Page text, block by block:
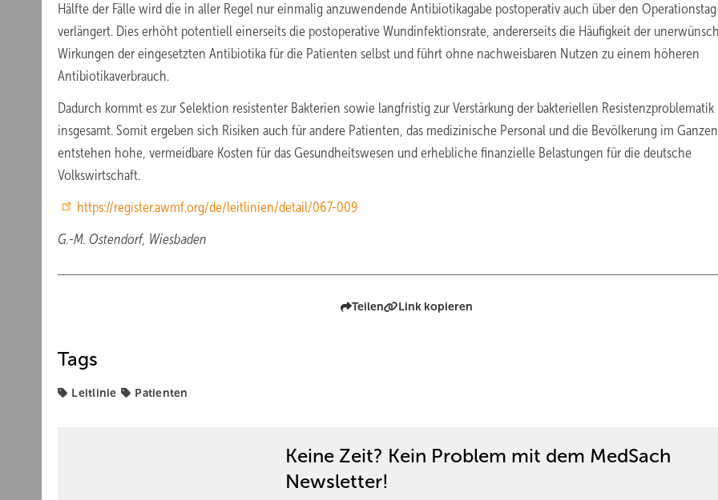
Hälfte der Fälle wird die in aller Regel nur einmalig anzuwendende Antibiotikagabe postoperativ auch über den
verlängert. Dies erhöht potentiell einerseits die postoperative Wundinfektionsrate, andererseits die Häufigkeit der
Wirkungen der eingesetzten Antibiotika für die Patienten selbst und führt ohne nachweisbaren Nutzen zu einem höheren
Antibiotikaverbrauch.
Dadurch kommt es zur Selektion resistenter Bakterien sowie langfristig zur Verstärkung der bakteriellen Resistenzproblematik
insgesamt. Somit ergeben sich Risiken auch für andere Patienten, das medizinische Personal und die Bevölkerung im
entstehen hohe, vermeidbare Kosten für das Gesundheitswesen und erhebliche finanzielle Belastungen für die deutsche
Volkswirtschaft.
https://register.awmf.org/de/leitlinien/detail/067-009
G.-M. Ostendorf, Wiesbaden
Teilen Link kopieren
Tags
Leitlinie Patienten
Keine Zeit? Kein Problem mit dem MedSach
Newsletter!